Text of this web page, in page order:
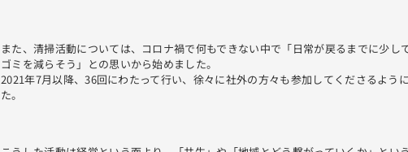
また、清掃活動については、コロナ禍で何もできない中で「日常が戻るまでに少し
ゴミを減らそう」との思いから始めました。
2021年7月以降、36回にわたって行い、徐々に社外の方々も参加してくださるよう
た。